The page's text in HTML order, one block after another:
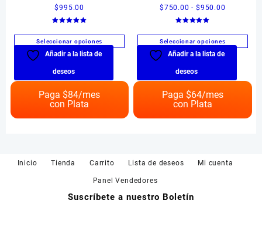
$995.00
5.00
de 5
Seleccionar opciones
Este
tiene
múltiples
variantes.
Las
elegir
página
Añadir a la lista de
deseos
Paga $84/mes
con Plata
$750.00 - $950.00
desde
$750.00
$950.00
5.00
de 5
Seleccionar opciones
Este
tiene
múltiples
variantes.
Las
elegir
página
Añadir a la lista de
deseos
Paga $64/mes
con Plata
Inicio Tienda Carrito Lista de deseos Mi cuenta
Panel Vendedores
Suscríbete a nuestro Boletín